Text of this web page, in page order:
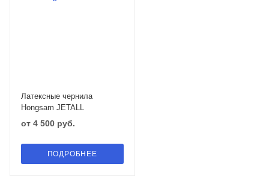
Латексные чернила
Hongsam JETALL
от 4 500 руб.
ПОДРОБНЕЕ